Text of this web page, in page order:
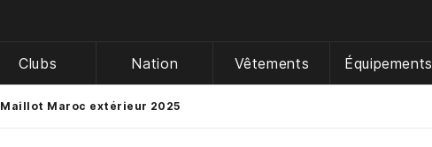
Clubs Nation Vêtements Équipements
Maillot Maroc extérieur 2025